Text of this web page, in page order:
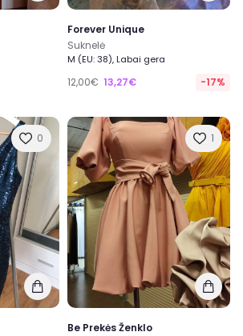
Forever Unique
Suknelė
M (EU: 38), Labai gera
12,00€ 13,27€ -17%
0 1
Be Prekės Ženklo